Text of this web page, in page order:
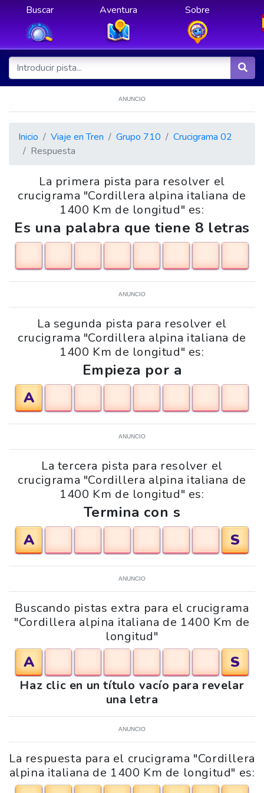
Buscar Aventura Sobre
ANUNCIO
Inicio Viaje en Tren Grupo 710
Crucigrama 02
Respuesta
La primera pista para resolver el
crucigrama "Cordillera alpina italiana de
1400 Km de longitud" es:
Es una palabra que tiene 8 letras
ANUNCIO
La segunda pista para resolver el
crucigrama "Cordillera alpina italiana de
1400 Km de longitud" es:
Empieza por a
A
ANUNCIO
La tercera pista para resolver el
crucigrama "Cordillera alpina italiana de
1400 Km de longitud" es:
Termina con s
A
S
ANUNCIO
Buscando pistas extra para el crucigrama
"Cordillera alpina italiana de 1400 Km de
longitud"
A S
Haz clic en un título vacío para revelar
una letra
ANUNCIO
La respuesta para el crucigrama "Cordillera
alpina italiana de 1400 Km de longitud" es: